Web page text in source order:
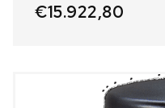
€15.922,80